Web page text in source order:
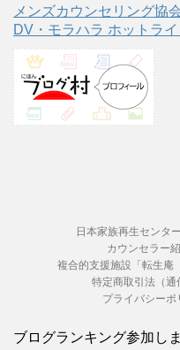
メンズカウンセリング協
DV・モラハラ ホットライ
日本家族再生センタ
カウンセラー
複合的支援施設「転生庵
特定商取引法（通
プライバシーポ
ブログランキング参加し